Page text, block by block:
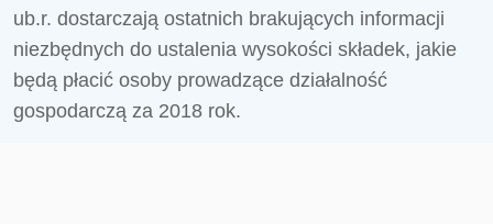
ub.r. dostarczają ostatnich brakujących informacji
niezbędnych do ustalenia wysokości składek, jakie
będą płacić osoby prowadzące działalność
gospodarczą za 2018 rok.